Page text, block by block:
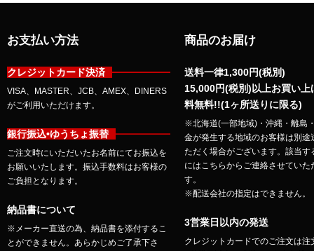
お支払い方法
クレジットカード決済
VISA、MASTER、JCB、AMEX、DINERS
がご利用いただけます。
銀行振込•ゆうちょ振替
ご注文時にいただいたお名前にてお振込を
お願いいたします。振込手数料はお客様の
ご負担となります。
納品書について
※メーカー直送の為、納品書を添付するこ
とができません。あらかじめご了承下さ
商品のお届け
送料一律1,300円(税別)
15,000円(税別)以上お買い上
料無料!!(1ヶ所送りに限る)
※北海道(一部地域)・沖縄・離島
金が発生する地域のお客様は別途
ただく場合がございます。該当す
にはこちらからご連絡させていた
す。
※配送会社の指定はできません。
3営業日以内の発送
クレジットカードでのご注文は注